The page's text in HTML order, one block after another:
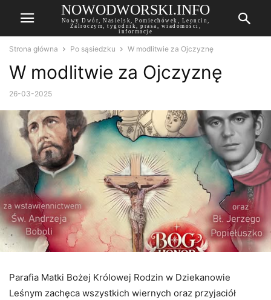
NOWODWORSKI.INFO
Nowy Dwór, Nasielsk, Pomiechówek, Leoncin,
Zalroczym, tygodnik, prasa, wiadomości,
informacje
Strona główna Po sąsiedzku W modlitwie za Ojczyznę
W modlitwie za Ojczyznę
26-03-2025
Parafia Matki Bożej Królowej Rodzin w Dziekanowie
Leśnym zachęca wszystkich wiernych oraz przyjaciół